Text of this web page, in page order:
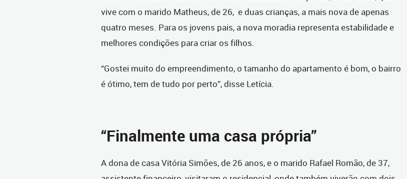
vive com o marido Matheus, de 26, e duas crianças, a mais nova de apenas
quatro meses. Para os jovens pais, a nova moradia representa estabilidade e
melhores condições para criar os filhos.
“Gostei muito do empreendimento, o tamanho do apartamento é bom, o bairro
é ótimo, tem de tudo por perto”, disse Letícia.
“Finalmente uma casa própria”
A dona de casa Vitória Simões, de 26 anos, e o marido Rafael Romão, de 37,